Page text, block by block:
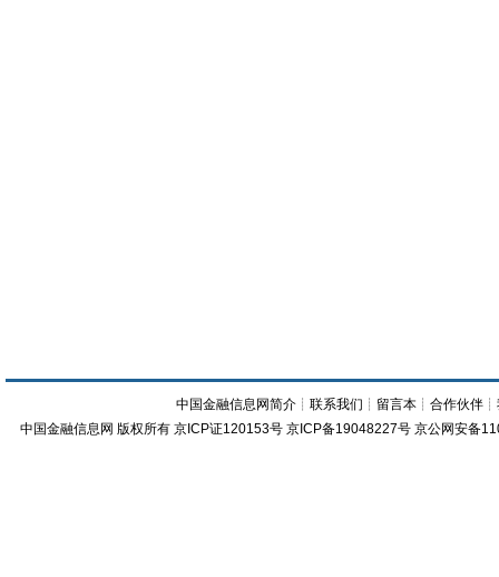
中国金融信息网简介 ┊联系我们 ┊ 留言本 ┊合作伙伴 ┊
中国金融信息网 版权所有 京ICP证120153号 京ICP备19048227号 京公网安备